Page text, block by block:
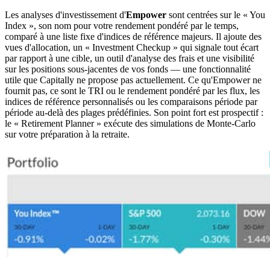
Les analyses d'investissement d'Empower sont centrées sur le « You
Index », son nom pour votre rendement pondéré par le temps,
comparé à une liste fixe d'indices de référence majeurs. Il ajoute des
vues d'allocation, un « Investment Checkup » qui signale tout écart
par rapport à une cible, un outil d'analyse des frais et une visibilité
sur les positions sous-jacentes de vos fonds — une fonctionnalité
utile que Capitally ne propose pas actuellement. Ce qu'Empower ne
fournit pas, ce sont le TRI ou le rendement pondéré par les flux, les
indices de référence personnalisés ou les comparaisons période par
période au-delà des plages prédéfinies. Son point fort est prospectif :
le « Retirement Planner » exécute des simulations de Monte-Carlo
sur votre préparation à la retraite.